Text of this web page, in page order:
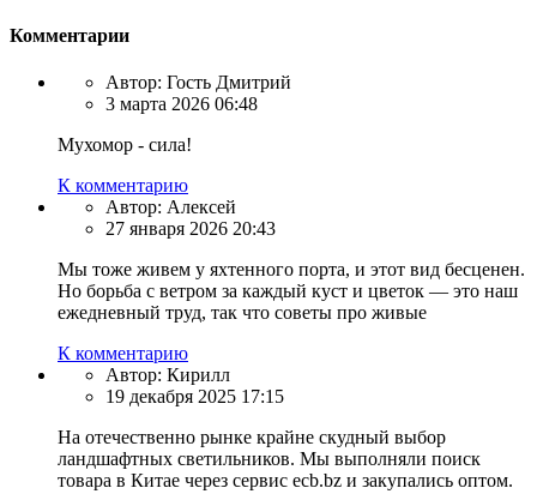
Комментарии
Автор: Гость Дмитрий
3 марта 2026 06:48
Мухомор - сила!
К комментарию
Автор: Алексей
27 января 2026 20:43
Мы тоже живем у яхтенного порта, и этот вид бесценен.
Но борьба с ветром за каждый куст и цветок — это наш
ежедневный труд, так что советы про живые
К комментарию
Автор: Кирилл
19 декабря 2025 17:15
На отечественно рынке крайне скудный выбор
ландшафтных светильников. Мы выполняли поиск
товара в Китае через сервис ecb.bz и закупались оптом.